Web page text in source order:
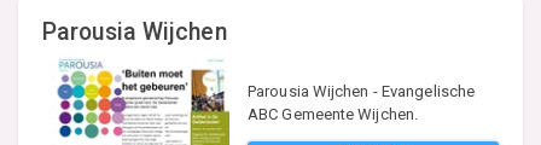
Parousia Wijchen
Parousia Wijchen - Evangelische
ABC Gemeente Wijchen.